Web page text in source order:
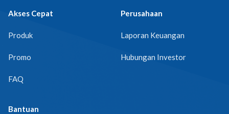
Akses Cepat
Produk
Promo
FAQ
Perusahaan
Laporan Keuangan
Hubungan Investor
Bantuan